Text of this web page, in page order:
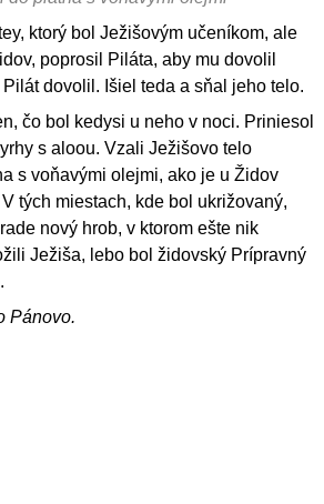
ktorý bol Ježišovým učeníkom, ale
poprosil Piláta, aby mu dovolil
dovolil. Išiel teda a sňal jeho telo.
čo bol kedysi u neho v noci. Priniesol
s aloou. Vzali Ježišovo telo
s voňavými olejmi, ako je u Židov
tých miestach, kde bol ukrižovaný,
nový hrob, v ktorom ešte nik
Ježiša, lebo bol židovský Prípravný
Pánovo.